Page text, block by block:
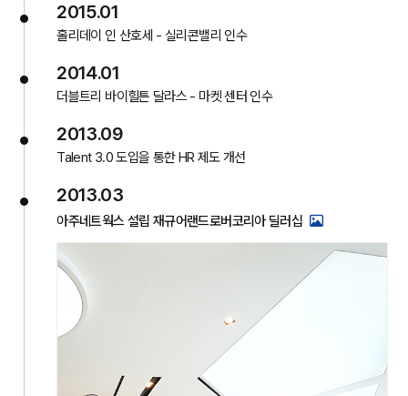
2015.01
홀리데이 인 산호세 - 실리콘밸리 인수
2014.01
더블트리 바이힐튼 달라스 - 마켓 센터 인수
2013.09
Talent 3.0 도입을 통한 HR 제도 개선
2013.03
아주네트웍스 설립 재규어랜드로버코리아 딜러십